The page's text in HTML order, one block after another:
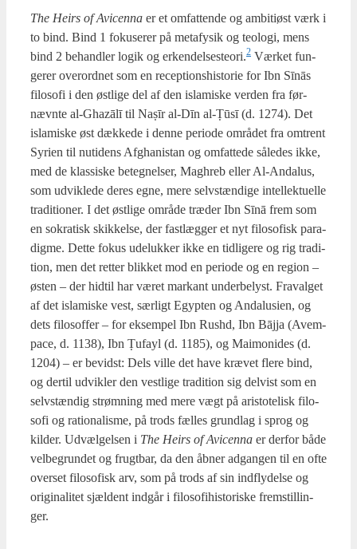
The Heirs of Avi­cen­na er et omfat­ten­de og ambi­tiøst værk i
to bind. Bind 1 foku­se­rer på meta­fy­sik og teo­lo­gi, mens
bind 2 behand­ler logik og erkendelsesteori.2 Vær­ket fun­
ge­rer over­ord­net som en recep­tions­hi­sto­rie for Ibn Sīnās
filo­so­fi i den øst­li­ge del af den isla­mi­ske ver­den fra før­
nævn­te al-Gha­zālī til Naṣīr al-Dīn al-Ṭūsī (d. 1274). Det
isla­mi­ske øst dæk­ke­de i den­ne peri­o­de områ­det fra omtrent
Syri­en til nuti­dens Afg­ha­ni­stan og omfat­te­de såle­des ikke,
med de klas­si­ske beteg­nel­ser, Mag­hreb eller Al-Anda­lus,
som udvik­le­de deres egne, mere selv­stæn­di­ge intel­lek­tu­el­le
tra­di­tio­ner. I det øst­li­ge områ­de træ­der Ibn Sīnā frem som
en sokra­tisk skik­kel­se, der fast­læg­ger et nyt filo­so­fisk para­
dig­me. Det­te fokus ude­luk­ker ikke en tid­li­ge­re og rig tra­di­
tion, men det ret­ter blik­ket mod en peri­o­de og en region –
østen – der hidtil har været mar­kant under­be­lyst. Fra­val­get
af det isla­mi­ske vest, sær­ligt Egyp­ten og Anda­lu­si­en, og
dets filo­sof­fer – for eksem­pel Ibn Rus­hd, Ibn Bājja (Avem­
pa­ce, d. 1138), Ibn Ṭufayl (d. 1185), og Mai­mo­ni­des (d.
1204) – er bevidst: Dels vil­le det have kræ­vet fle­re bind,
og der­til udvik­ler den vest­li­ge tra­di­tion sig del­vist som en
selv­stæn­dig strøm­ning med mere vægt på ari­sto­te­lisk filo­
so­fi og ratio­na­lis­me, på trods fæl­les grund­lag i sprog og
kil­der. Udvæl­gel­sen i The Heirs of Avi­cen­na er der­for både
vel­be­grun­det og frugt­bar, da den åbner adgan­gen til en ofte
over­set filo­so­fisk arv, som på trods af sin ind­fly­del­se og
ori­gi­na­li­tet sjæl­dent ind­går i filo­so­fi­hi­sto­ri­ske frem­stil­lin­
ger.